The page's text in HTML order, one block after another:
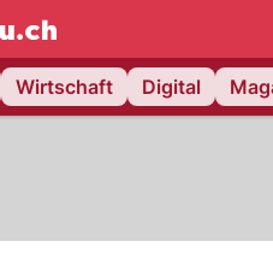
NAU.ch
Wirtschaft Digital